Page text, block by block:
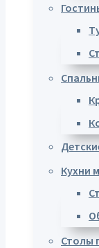
Кухни
Столы